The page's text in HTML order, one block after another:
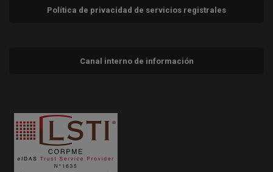
Política de privacidad de servicios registrales
Canal interno de información